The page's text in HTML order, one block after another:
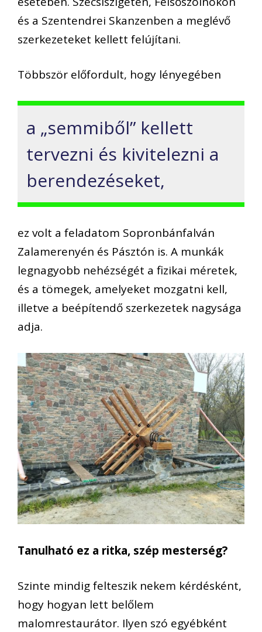
és a Szentendrei Skanzenben a meglévő
szerkezeteket kellett felújítani.
Többször előfordult, hogy lényegében
a „semmiből” kellett
tervezni és kivitelezni a
berendezéseket,
ez volt a feladatom Sopronbánfalván
Zalamerenyén és Pásztón is. A munkák
legnagyobb nehézségét a fizikai méretek,
és a tömegek, amelyeket mozgatni kell,
illetve a beépítendő szerkezetek nagysága
adja.
Tanulható ez a ritka, szép mesterség?
Szinte mindig felteszik nekem kérdésként,
hogy hogyan lett belőlem
malomrestaurátor. Ilyen szó egyébként